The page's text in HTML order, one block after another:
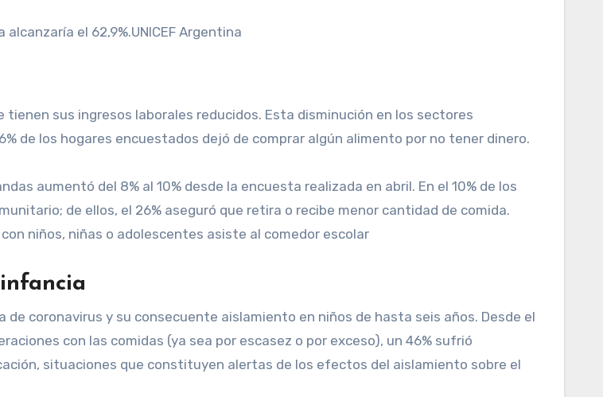
el 62,9%.UNICEF Argentina
tienen sus ingresos laborales reducidos. Esta disminución en los sectores
de los hogares encuestados dejó de comprar algún alimento por no tener dinero.
aumentó del 8% al 10% desde la encuesta realizada en abril. En el 10% de los
de ellos, el 26% aseguró que retira o recibe menor cantidad de comida.
niños, niñas o adolescentes asiste al comedor escolar
coronavirus y su consecuente aislamiento en niños de hasta seis años. Desde el
con las comidas (ya sea por escasez o por exceso), un 46% sufrió
situaciones que constituyen alertas de los efectos del aislamiento sobre el